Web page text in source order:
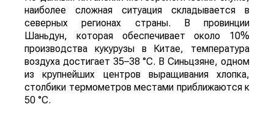
наиболее сложная ситуация складывается в
северных регионах страны. В провинции
Шаньдун, которая обеспечивает около 10%
производства кукурузы в Китае, температура
воздуха достигает 35–38 °C. В Синьцзяне, одном
из крупнейших центров выращивания хлопка,
столбики термометров местами приближаются к
50 °C.